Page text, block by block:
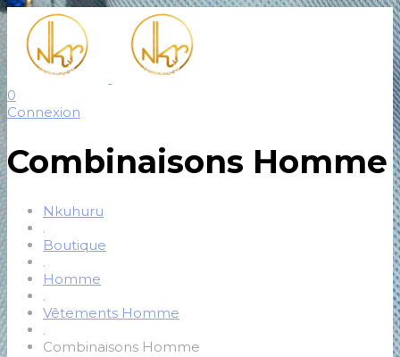
0
Connexion
Combinaisons Homme
Nkuhuru
.
Boutique
.
Homme
.
Vêtements Homme
.
Combinaisons Homme